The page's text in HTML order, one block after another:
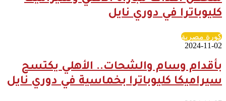
كليوباترا في دوري نايل
كورة مصرية
2024-11-02
بأقدام وسام والشحات.. الأهلي يكتسح
سيراميكا كليوباترا بخماسية في دوري نايل